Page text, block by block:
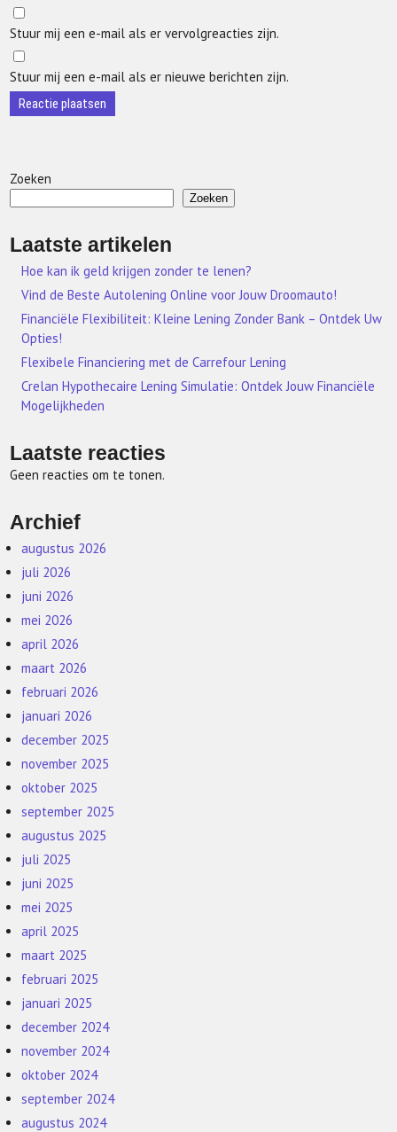
Stuur mij een e-mail als er vervolgreacties zijn.
Stuur mij een e-mail als er nieuwe berichten zijn.
Zoeken
Zoeken
Laatste artikelen
Hoe kan ik geld krijgen zonder te lenen?
Vind de Beste Autolening Online voor Jouw Droomauto!
Financiële Flexibiliteit: Kleine Lening Zonder Bank – Ontdek Uw
Opties!
Flexibele Financiering met de Carrefour Lening
Crelan Hypothecaire Lening Simulatie: Ontdek Jouw Financiële
Mogelijkheden
Laatste reacties
Geen reacties om te tonen.
Archief
augustus 2026
juli 2026
juni 2026
mei 2026
april 2026
maart 2026
februari 2026
januari 2026
december 2025
november 2025
oktober 2025
september 2025
augustus 2025
juli 2025
juni 2025
mei 2025
april 2025
maart 2025
februari 2025
januari 2025
december 2024
november 2024
oktober 2024
september 2024
augustus 2024